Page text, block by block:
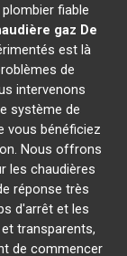
fiable
gaz De
est là
de
intervenons
système de
vous bénéficiez
Nous offrons
les chaudières
réponse très
d'arrêt et les
transparents,
de commencer